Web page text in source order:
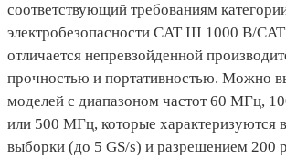
соответствующий требованиям
электробезопасности CAT III 1000 В/
отличается непревзойденной
прочностью и портативностью. Можно
моделей с диапазоном частот 60 МГц,
или 500 МГц, которые характеризуются
выборки (до 5 GS/s) и разрешением 200